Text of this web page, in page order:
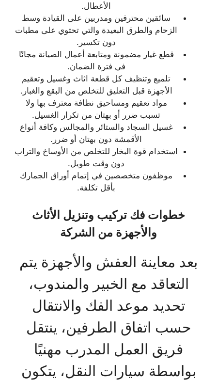
الأعطال.
سائقين محترفين ومدربين على القيادة وسط
الزحام والطرق البعيدة والتي تحتوي على مطبات
دون تكسير.
قطع غيار مضمونة ومتابعة أعمال الصيانة مجانًا
في فترة الضمان.
تلميع وتنظيف كل قطعة اثاث وغسيل وتعقيم
الأجهزة قبل التعليق للتخلص من البقع والغبار.
مواد تعقيم ومساحيق نظافة معترف بها ولا
تسبب ضرر أو بهتان من تكرار الغسيل.
غسيل السجاد والستائر والمجالس وكافة أنواع
الأقمشة دون بهتان أو ضرر.
استخدام قوة البخار للتخلص من الأوساخ والتراب
دون وقت طويل.
موظفون متخصصين في إتمام أوراق الجمارك
بأقل تكلفة.
خطوات فك تركيب وتنزيل الأثاث
والأجهزة من الشركة
بعد معاينة العفش والأجهزة يتم
التعاقد مع الخبير والمندوب،
تحديد موعد الفك والانتقال
حسب اتفاق الطرفين، ينتقل
فريق العمل المدرب مهنيًا
بواسطة سيارات النقل، يتكون